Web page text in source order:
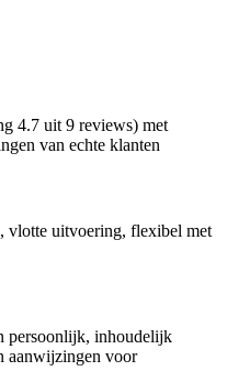
4.7 uit 9 reviews) met
van echte klanten
vlotte uitvoering, flexibel met
persoonlijk, inhoudelijk
aanwijzingen voor